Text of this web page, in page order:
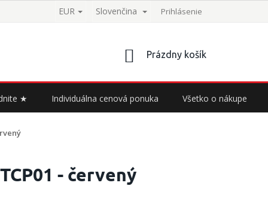
EUR Slovenčina Prihlásenie
NÁKUPNÝ
Prázdny košík
★ Individuálna cenová ponuka Všetko o nákupe
- červený